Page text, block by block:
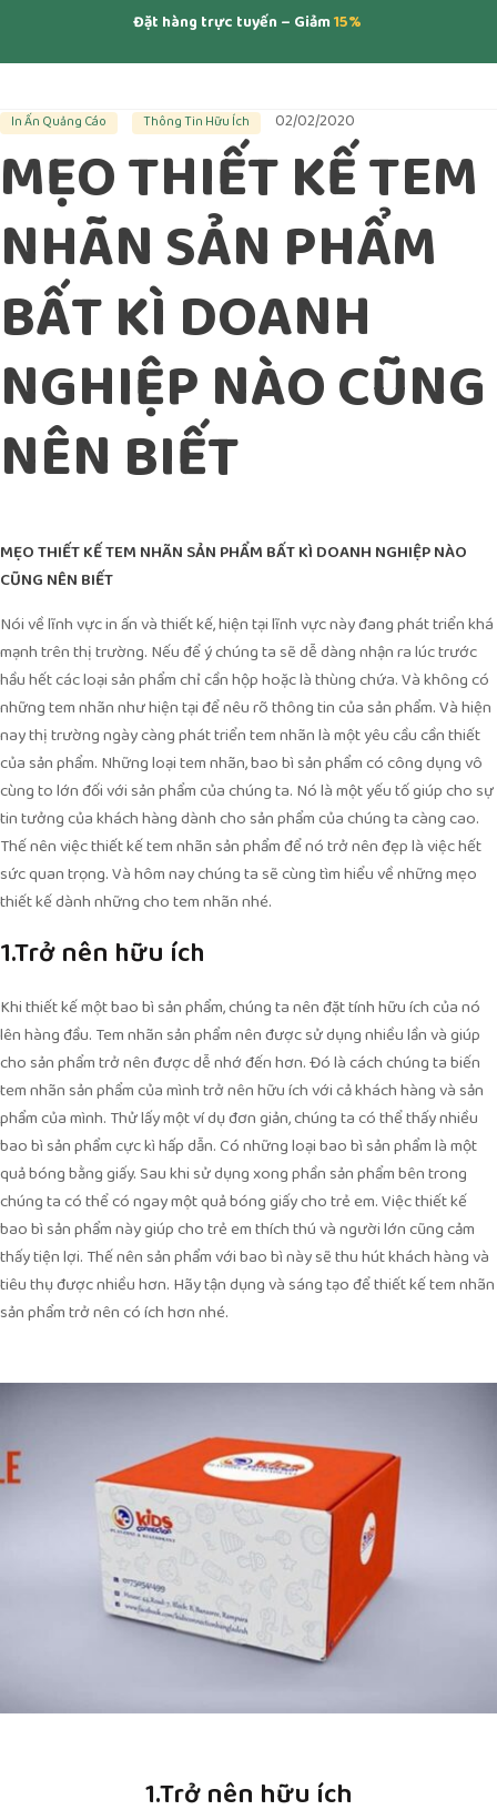
Đặt hàng trực tuyến – Giảm15%
In Ấn Quảng Cáo Thông Tin Hữu Ích 02/02/2020
MẸO THIẾT KẾ TEM
NHÃN SẢN PHẨM
BẤT KÌ DOANH
NGHIỆP NÀO CŨNG
NÊN BIẾT
MẸOTHIẾT KẾ TEM NHÃN SẢN PHẨMBẤT KÌ DOANH NGHIỆP NÀO
CŨNG NÊN BIẾT
Nói về lĩnh vực in ấn và thiết kế, hiện tại lĩnh vực này đang phát triển khá
mạnh trên thị trường. Nếu để ý chúng ta sẽ dễ dàng nhận ra lúc trước
hầu hết các loại sản phẩm chỉ cần hộp hoặc là thùng chứa. Và không có
những tem nhãn như hiện tại để nêu rõ thông tin của sản phẩm. Và hiện
nay thị trường ngày càng phát triển tem nhãn là một yêu cầu cần thiết
của sản phẩm. Những loại tem nhãn, bao bì sản phẩm có công dụng vô
cùng to lớn đối với sản phẩm của chúng ta. Nó là một yếu tố giúp cho sự
tin tưởng của khách hàng dành cho sản phẩm của chúng ta càng cao.
Thế nên việc thiết kế tem nhãn sản phẩm để nó trở nên đẹp là việc hết
sức quan trọng. Và hôm nay chúng ta sẽ cùng tìm hiểu về những mẹo
thiết kế dành những cho tem nhãn nhé.
1.Trở nên hữu ích
Khi thiết kế một bao bì sản phẩm, chúng ta nên đặt tính hữu ích của nó
lên hàng đầu. Tem nhãn sản phẩm nên được sử dụng nhiều lần và giúp
cho sản phẩm trở nên được dễ nhớ đến hơn. Đó là cách chúng ta biến
tem nhãn sản phẩm của mình trở nên hữu ích với cả khách hàng và sản
phẩm của mình. Thử lấy một ví dụ đơn giản, chúng ta có thể thấy nhiều
bao bì sản phẩm cực kì hấp dẫn. Có những loại bao bì sản phẩm là một
quả bóng bằng giấy. Sau khi sử dụng xong phần sản phẩm bên trong
chúng ta có thể có ngay một quả bóng giấy cho trẻ em. Việc thiết kế
bao bì sản phẩm này giúp cho trẻ em thích thú và người lớn cũng cảm
thấy tiện lợi. Thế nên sản phẩm với bao bì này sẽ thu hút khách hàng và
tiêu thụ được nhiều hơn. Hãy tận dụng và sáng tạo để thiết kế tem nhãn
sản phẩm trở nên có ích hơn nhé.
1.Trở nên hữu ích